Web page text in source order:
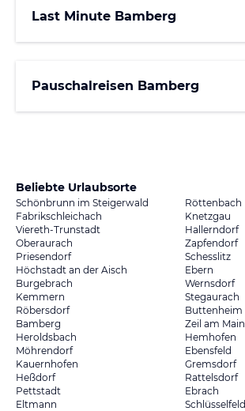
Last Minute Bamberg
Pauschalreisen Bamberg
Beliebte Urlaubsorte
Schönbrunn im Steigerwald
Röttenbach
Fabrikschleichach
Knetzgau
Viereth-Trunstadt
Hallerndorf
Oberaurach
Zapfendorf
Priesendorf
Schesslitz
Höchstadt an der Aisch
Ebern
Burgebrach
Wernsdorf
Kemmern
Stegaurach
Röbersdorf
Buttenheim
Bamberg
Zeil am Main
Heroldsbach
Hemhofen
Möhrendorf
Ebensfeld
Kauernhofen
Gremsdorf
Heßdorf
Rattelsdorf
Pettstadt
Ebrach
Eltmann
Schlüsselfeld